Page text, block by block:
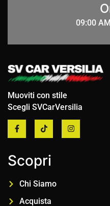
09:00
Muoviti con stile
Scegli SVCarVersilia
Scopri
Chi Siamo
Acquista